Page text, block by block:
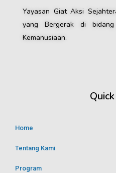
Yayasan Giat Aksi
yang Bergerak di
Kemanusiaan.
Home
Tentang Kami
Program